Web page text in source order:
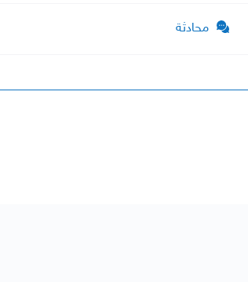
محادثة